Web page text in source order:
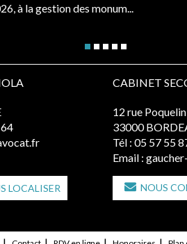
à la gestion des monum...
LOCALISER
CABINET
12 rue
33000
Tél : 05 57 55
Email :
NOUS